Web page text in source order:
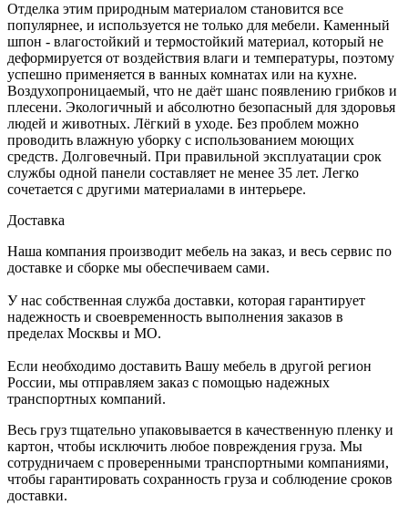
Отделка этим природным материалом становится все
популярнее, и используется не только для мебели. Каменный
шпон - влагостойкий и термостойкий материал, который не
деформируется от воздействия влаги и температуры, поэтому
успешно применяется в ванных комнатах или на кухне.
Воздухопроницаемый, что не даёт шанс появлению грибков и
плесени. Экологичный и абсолютно безопасный для здоровья
людей и животных. Лёгкий в уходе. Без проблем можно
проводить влажную уборку с использованием моющих
средств. Долговечный. При правильной эксплуатации срок
службы одной панели составляет не менее 35 лет. Легко
сочетается с другими материалами в интерьере.
Доставка
Наша компания производит мебель на заказ, и весь сервис по
доставке и сборке мы обеспечиваем сами.
У нас собственная служба доставки, которая гарантирует
надежность и своевременность выполнения заказов в
пределах Москвы и МО.
Если необходимо доставить Вашу мебель в другой регион
России, мы отправляем заказ с помощью надежных
транспортных компаний.
Весь груз тщательно упаковывается в качественную пленку и
картон, чтобы исключить любое повреждения груза. Мы
сотрудничаем с проверенными транспортными компаниями,
чтобы гарантировать сохранность груза и соблюдение сроков
доставки.